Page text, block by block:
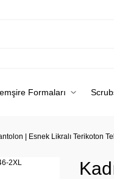
Formaları
| Esnek Likralı Terikoton